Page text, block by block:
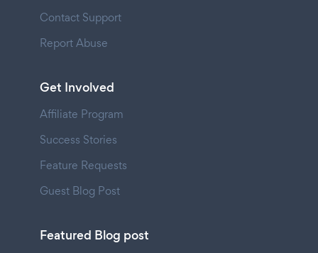
Contact Support
Report Abuse
Get Involved
Affiliate Program
Success Stories
Feature Requests
Guest Blog Post
Featured Blog post